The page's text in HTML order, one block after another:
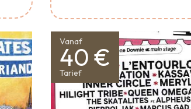
Vanaf
40 €
Tarief